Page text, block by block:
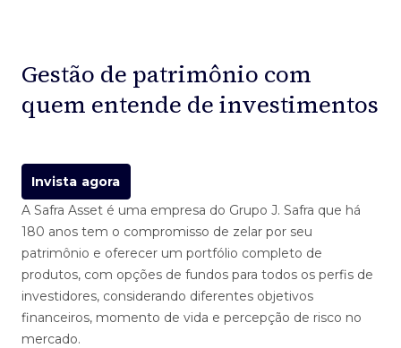
Gestão de patrimônio com
quem entende de investimentos
Invista agora
A Safra Asset é uma empresa do Grupo J. Safra que há
180 anos tem o compromisso de zelar por seu
patrimônio e oferecer um portfólio completo de
produtos, com opções de fundos para todos os perfis de
investidores, considerando diferentes objetivos
financeiros, momento de vida e percepção de risco no
mercado.